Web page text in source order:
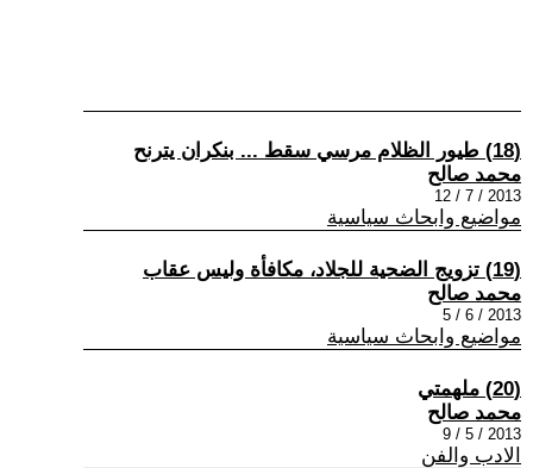
(18) طيور الظلام مرسي سقط ... بنكران يترنح
محمد صالح
2013 / 7 / 12
مواضيع وابحاث سياسية
(19) تزويج الضحية للجلاد، مكافأة وليس عقاب
محمد صالح
2013 / 6 / 5
مواضيع وابحاث سياسية
(20) ملهمتي
محمد صالح
2013 / 5 / 9
الادب والفن